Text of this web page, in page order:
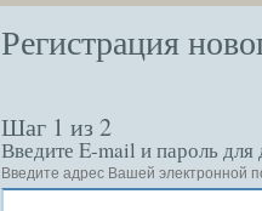
Регистрация
Шаг 1 из 2
Введите E-mail и пароль для
Введите адрес Вашей электронной